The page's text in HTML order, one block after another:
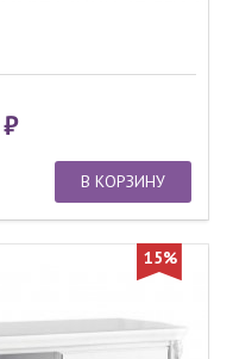
В КОРЗИНУ
15%